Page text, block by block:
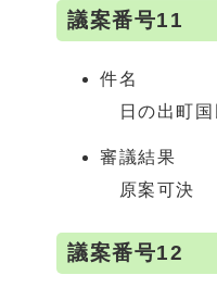
議案番号11
件名
日の出町国
審議結果
原案可決
議案番号12